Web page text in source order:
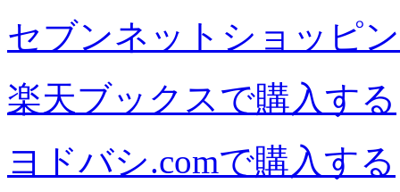
セブンネットショッピ
楽天ブックスで購入する
ヨドバシ.comで購入する